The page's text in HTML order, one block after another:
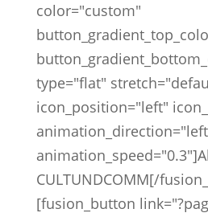
color="custom"
type="flat"
icon_position="left"
CULTUNDCOMM[/
[fusion_button